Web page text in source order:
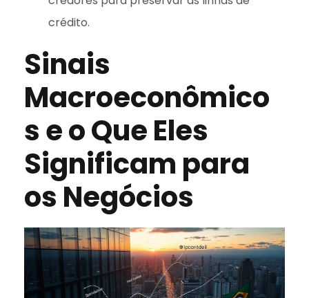
crédito.
Sinais
Macroeconômico
s e o Que Eles
Significam para
os Negócios